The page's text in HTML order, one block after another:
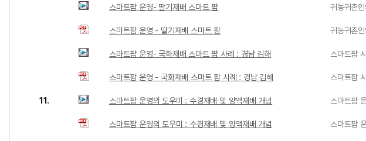
스마트팜 운영- 딸기재배 스마트 팜 귀농귀촌
스마트팜 운영 - 딸기재배 스마트 팜 귀농귀촌
스마트팜 운영- 국화재배 스마트 팜 사례 : 경남 김해 스마트팜
스마트팜 운영 - 국화재배 스마트 팜 사례 : 경남 김해 스마트팜
11. 스마트팜 운영의 도우미 : 수경재배 및 양액재배 개념 스마트팜
스마트팜 운영의 도우미 : 수경재배 및 양액재배 개념 스마트팜